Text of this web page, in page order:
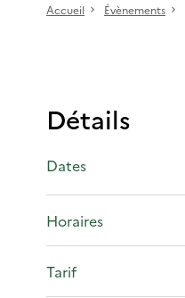
Accueil Évènements
Détails
Dates
Horaires
Tarif